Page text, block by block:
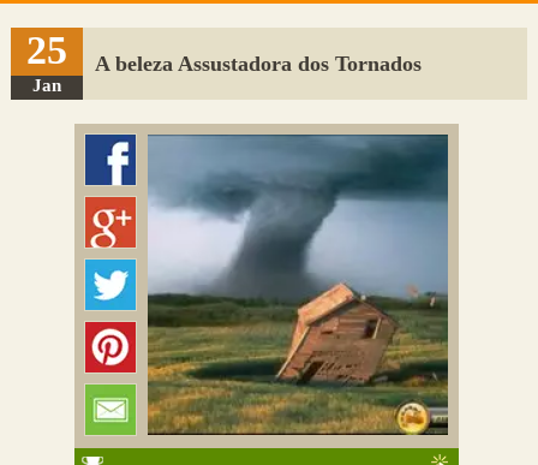
Sugerir Link
Adicionar Blog
Colmeia Exchange
25
Jan
A beleza Assustadora dos Tornados